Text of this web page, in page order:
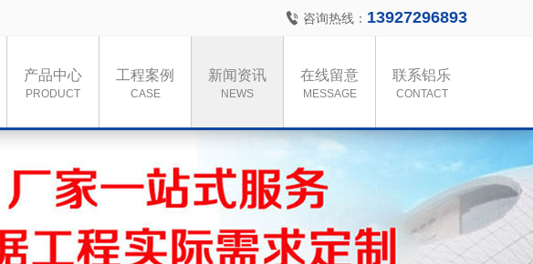
咨询热线： 13927296893
产品中心
PRODUCT
工程案例
CASE
新闻资讯
NEWS
在线留意
MESSAGE
联系铝乐
CONTACT